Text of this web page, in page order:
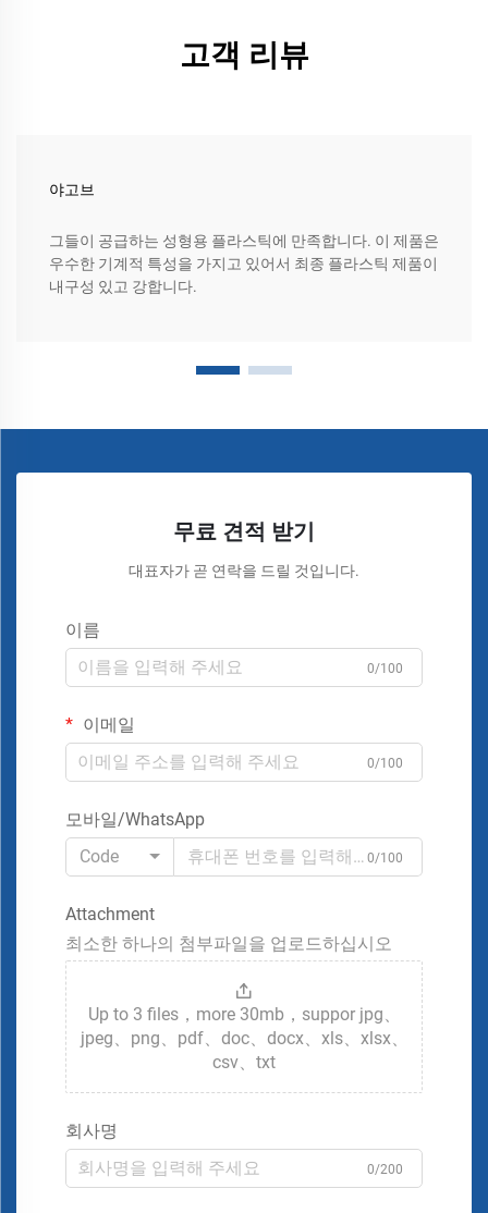
고객 리뷰
야고브
그들이 공급하는 성형용 플라스틱에 만족합니다. 이 제품은
우수한 기계적 특성을 가지고 있어서 최종 플라스틱 제품이
내구성 있고 강합니다.
무료 견적 받기
대표자가 곧 연락을 드릴 것입니다.
이름
0/100
이메일
0/100
모바일/WhatsApp
Code
0/100
Attachment
최소한 하나의 첨부파일을 업로드하십시오
Up to 3 files，more 30mb，suppor jpg、
jpeg、png、pdf、doc、docx、xls、xlsx、
csv、txt
회사명
0/200